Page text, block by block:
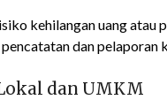
kehilangan uang atau
dan pelaporan
dan UMKM